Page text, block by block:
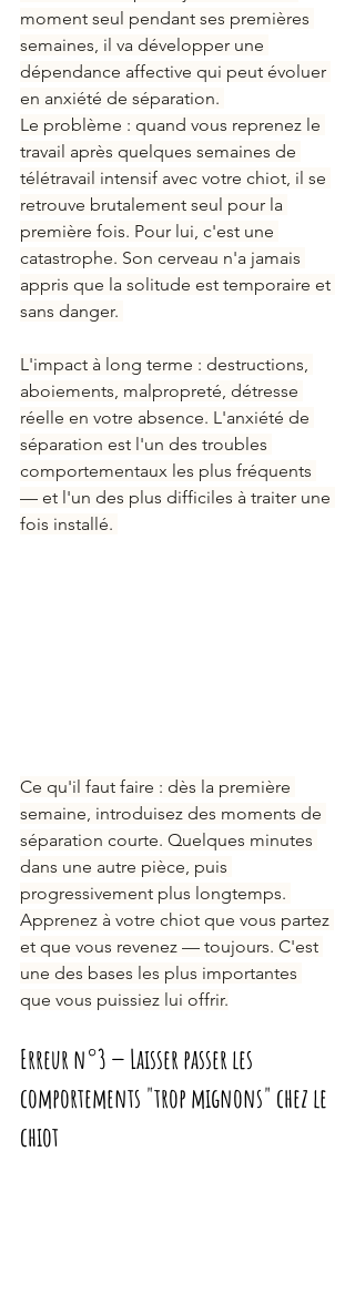
moment seul pendant ses premières
semaines, il va développer une
dépendance affective qui peut évoluer
en anxiété de séparation.
Le problème : quand vous reprenez le
travail après quelques semaines de
télétravail intensif avec votre chiot, il se
retrouve brutalement seul pour la
première fois. Pour lui, c'est une
catastrophe. Son cerveau n'a jamais
appris que la solitude est temporaire et
sans danger.
L'impact à long terme : destructions,
aboiements, malpropreté, détresse
réelle en votre absence. L'anxiété de
séparation est l'un des troubles
comportementaux les plus fréquents
— et l'un des plus difficiles à traiter une
fois installé.
Ce qu'il faut faire : dès la première
semaine, introduisez des moments de
séparation courte. Quelques minutes
dans une autre pièce, puis
progressivement plus longtemps.
Apprenez à votre chiot que vous partez
et que vous revenez — toujours. C'est
une des bases les plus importantes
que vous puissiez lui offrir.
Erreur n°3 — Laisser passer les
comportements "trop mignons" chez le
chiot